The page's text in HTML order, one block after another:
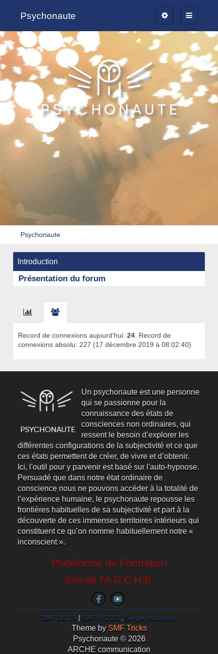
Psychonaute
Psychonaute
Introduction
Présentation du forum
Record de connexions aujourd'hui: 24. Record de
connexions absolu: 227 (17 décembre 2019 à 08:02:40)
Un psychonaute est une personne
qui se passionne pour la
connaissance des états de
consciences non ordinaires, qui
ressent le besoin d’explorer les
différentes configurations de la subjectivité et ce que
ces états permettent de créer, de vivre et d’obtenir.
Ici, l'outil pour y parvenir est basé sur l'auto-hypnose.
Persuadé que dans notre état ordinaire de
conscience nous ne pouvons accéder à la totalité de
l’expérience humaine, le psychonaute repousse les
frontières habituelles de sa subjectivité et part à la
découverte de ces immenses territoires intérieurs qui
constituent ce qu’on nomme habituellement notre «
inconscient ».
Plateforme de Formation
Site de l'A.R.C.H.E.
SMF 2.0.19 SMF © 2021, Simple Machines
Theme by SMF Tricks
Psychonaute © 2026
ARCHE communication